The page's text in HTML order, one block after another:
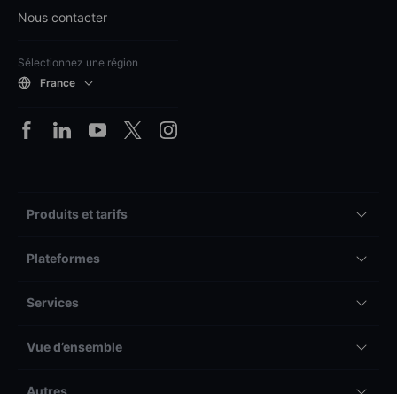
Nous contacter
Sélectionnez une région
France
Produits et tarifs
Plateformes
Services
Vue d’ensemble